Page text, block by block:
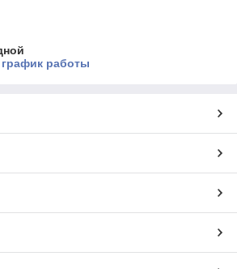
график работы